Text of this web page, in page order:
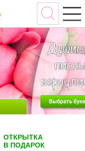
ОТКРЫТКА
В ПОДАРОК